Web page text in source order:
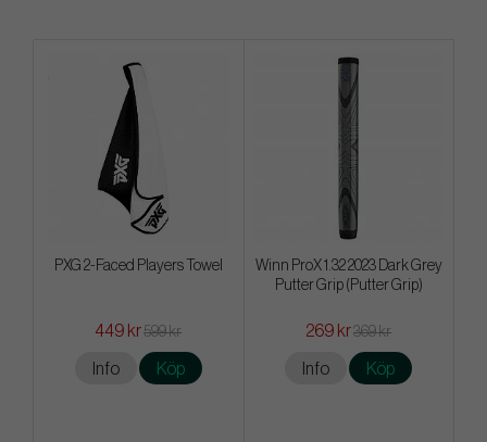
PXG 2-Faced Players Towel
449 kr599 kr
Info Köp
Winn ProX 1.32 2023 Dark Grey
Putter Grip (Putter Grip)
269 kr369 kr
Info Köp